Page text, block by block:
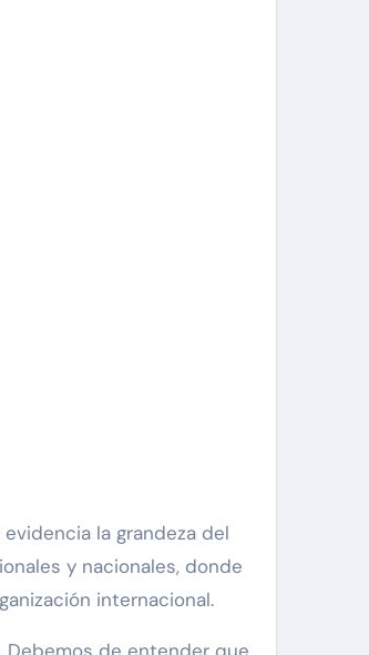
y nacionales, donde
internacional.
Debemos de entender que